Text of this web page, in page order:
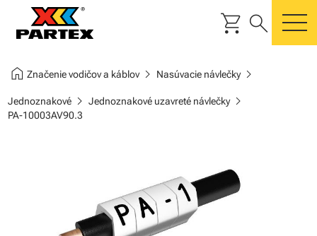
shopping_cart search
home Značenie vodičov a káblovchevron_right Nasúvacie návlečkychevron_right
Jednoznakovéchevron_right Jednoznakové uzavreté návlečkychevron_right
PA-10003AV90.3